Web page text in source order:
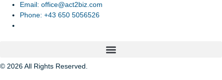
Email: office@act2biz.com
Phone: +43 650 5056526
© 2026 All Rights Reserved.